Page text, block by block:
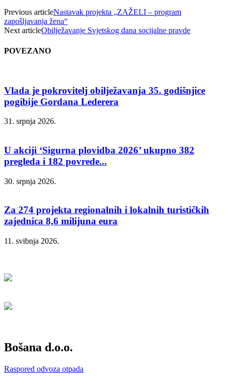
Previous articleNastavak projekta „ZAŽELI – program
zapošljavanja žena“
Next articleObilježavanje Svjetskog dana socijalne pravde
POVEZANO
Vlada je pokrovitelj obilježavanja 35. godišnjice
pogibije Gordana Lederera
31. srpnja 2026.
U akciji ‘Sigurna plovidba 2026’ ukupno 382
pregleda i 182 povrede...
30. srpnja 2026.
Za 274 projekta regionalnih i lokalnih turističkih
zajednica 8,6 milijuna eura
11. svibnja 2026.
Bošana d.o.o.
Raspored odvoza otpada